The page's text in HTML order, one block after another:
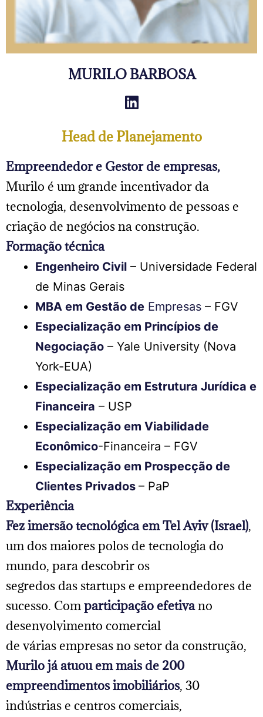
MURILO BARBOSA
Head de Planejamento
Empreendedor e Gestor de empresas,
Murilo é um grande incentivador da
tecnologia, desenvolvimento de pessoas e
criação de negócios na construção.
Formação técnica
Engenheiro Civil – Universidade Federal
de Minas Gerais
MBA em Gestão de Empresas – FGV
Especialização em Princípios de
Negociação – Yale University (Nova
York-EUA)
Especialização em Estrutura Jurídica e
Financeira – USP
Especialização em Viabilidade
Econômico-Financeira – FGV
Especialização em Prospecção de
Clientes Privados – PaP
Experiência
Fez imersão tecnológica em Tel Aviv (Israel),
um dos maiores polos de tecnologia do
mundo, para descobrir os
segredos das startups e empreendedores de
sucesso. Comparticipação efetivano
desenvolvimento comercial
de várias empresas no setor da construção,
Murilo já atuou emmais de 200
empreendimentos imobiliários, 30
indústrias e centros comerciais,